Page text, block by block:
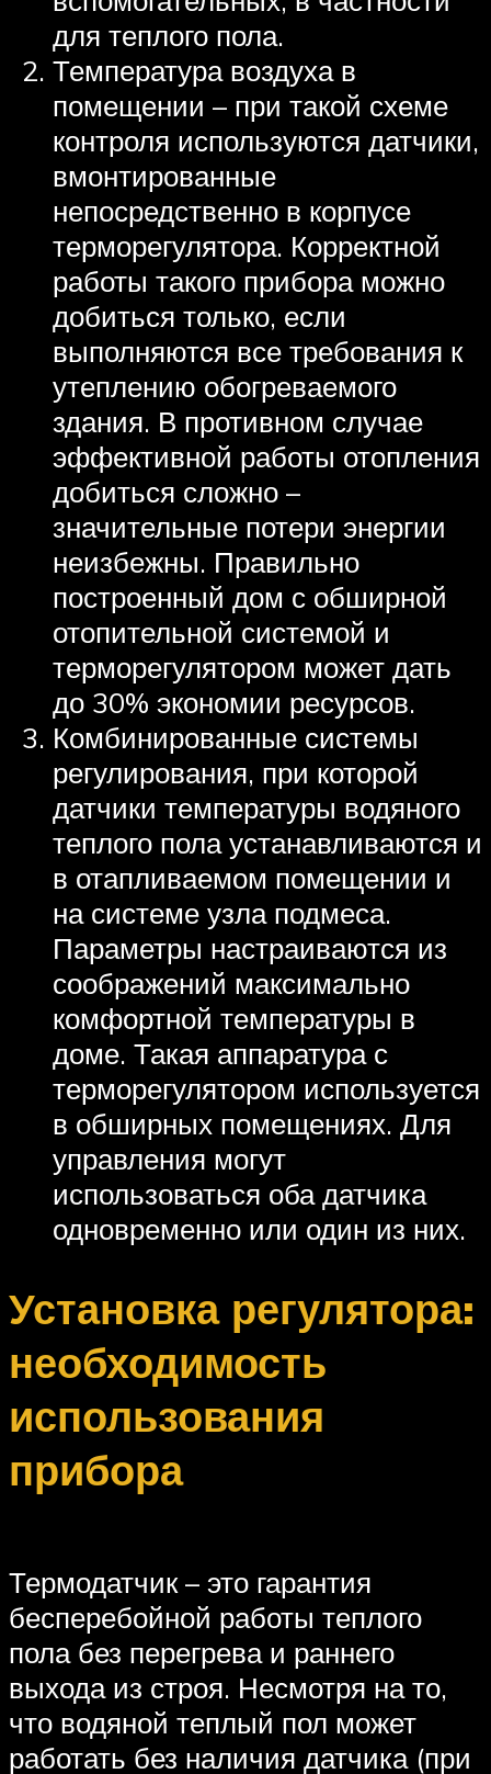
для теплого пола.
Температура воздуха в
помещении – при такой схеме
контроля используются датчики,
вмонтированные
непосредственно в корпусе
терморегулятора. Корректной
работы такого прибора можно
добиться только, если
выполняются все требования к
утеплению обогреваемого
здания. В противном случае
эффективной работы отопления
добиться сложно –
значительные потери энергии
неизбежны. Правильно
построенный дом с обширной
отопительной системой и
терморегулятором может дать
до 30% экономии ресурсов.
Комбинированные системы
регулирования, при которой
датчики температуры водяного
теплого пола устанавливаются и
в отапливаемом помещении и
на системе узла подмеса.
Параметры настраиваются из
соображений максимально
комфортной температуры в
доме. Такая аппаратура с
терморегулятором используется
в обширных помещениях. Для
управления могут
использоваться оба датчика
одновременно или один из них.
Установка регулятора:
необходимость
использования
прибора
Термодатчик – это гарантия
бесперебойной работы теплого
пола без перегрева и раннего
выхода из строя. Несмотря на то,
что водяной теплый пол может
работать без наличия датчика (при